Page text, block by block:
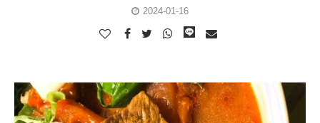
2024-01-16